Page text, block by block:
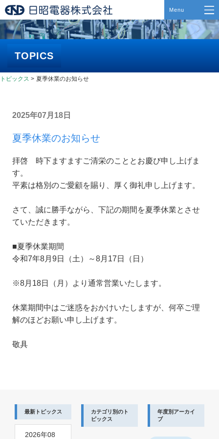
TOPICS
トピックス > 夏季休業のお知らせ
2025年07月18日
夏季休業のお知らせ
拝啓 時下ますますご清栄のこととお慶び申し上げま
す。
平素は格別のご愛顧を賜り、厚く御礼申し上げます。
さて、誠に勝手ながら、下記の期間を夏季休業とさせ
ていただきます。
■夏季休業期間
令和7年8月9日（土）～8月17日（日）
※8月18日（月）より通常営業いたします。
休業期間中はご迷惑をおかけいたしますが、何卒ご理
解のほどお願い申し上げます。
敬具
最新トピックス
2026年08
カテゴリ別のト
ピックス
年度別アーカイ
ブ